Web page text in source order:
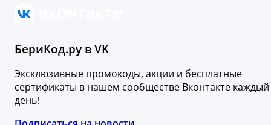
БериКод.ру в VK
Эксклюзивные промокоды, акции и бесплатные
сертификаты в нашем сообществе Вконтакте каждый
день!